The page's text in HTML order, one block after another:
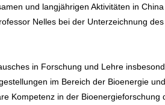
und langjährigen Aktivitäten in
Nelles bei der Unterzeichnung des
in Forschung und Lehre
im Bereich der Bioenergie und
Kompetenz in der Bioenergieforschung